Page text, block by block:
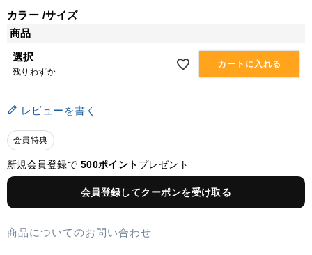
カラー サイズ
商品
選択
残りわずか
カートに入れる
レビューを書く
会員特典
新規会員登録で 500ポイント プレゼント
会員登録してクーポンを受け取る
商品についてのお問い合わせ